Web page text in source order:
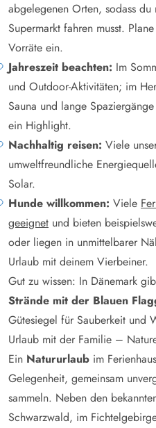
abgelegenen Orten, sodass
Supermarkt fahren musst.
Vorräte ein.
Jahreszeit beachten: Im
und Outdoor-Aktivitäten; im
Sauna und lange
ein Highlight.
Nachhaltig reisen: Viele
umweltfreundliche
Solar.
Hunde willkommen: Viele
geeignet und bieten
oder liegen in unmittelbarer
Urlaub mit deinem Vierbeiner.
Gut zu wissen: In Dänemark
Strände mit der Blauen
Gütesiegel für Sauberkeit und
Urlaub mit der Familie –
Ein Natururlaub im
Gelegenheit, gemeinsam
sammeln. Neben den
Schwarzwald, im